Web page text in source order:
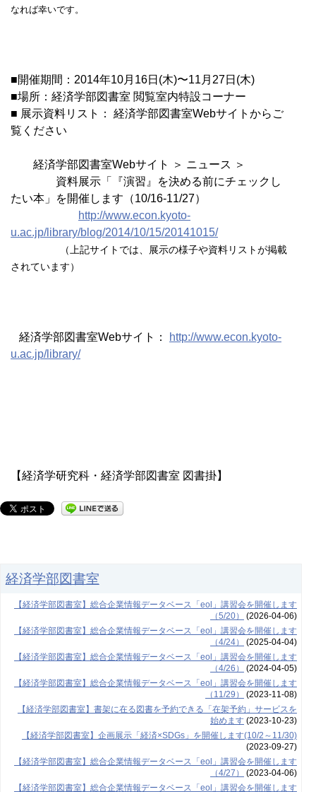
なれば幸いです。
■開催期間：2014年10月16日(木)〜11月27日(木)
■場所：経済学部図書室 閲覧室内特設コーナー
■ 展示資料リスト： 経済学部図書室Webサイトからご
覧ください
経済学部図書室Webサイト ＞ ニュース ＞
資料展示「『演習』を決める前にチェックし
たい本」を開催します（10/16-11/27）
http://www.econ.kyoto-
u.ac.jp/library/blog/2014/10/15/20141015/
（上記サイトでは、展示の様子や資料リストが掲載
されています）
経済学部図書室Webサイト：
http://www.econ.kyoto-
u.ac.jp/library/
【経済学研究科・経済学部図書室 図書掛】
経済学部図書室
【経済学部図書室】総合企業情報データベース「eol」講習会を開催します
（5/20）
(2026-04-06)
【経済学部図書室】総合企業情報データベース「eol」講習会を開催します
（4/24）
(2025-04-04)
【経済学部図書室】総合企業情報データベース「eol」講習会を開催します
（4/26）
(2024-04-05)
【経済学部図書室】総合企業情報データベース「eol」講習会を開催します
（11/29）
(2023-11-08)
【経済学部図書室】書架に在る図書を予約できる「在架予約」サービスを
始めます(2023-10-23)
【経済学部図書室】企画展示「経済×SDGs」を開催します(10/2～11/30)
(2023-09-27)
【経済学部図書室】総合企業情報データベース「eol」講習会を開催します
（4/27）
(2023-04-06)
【経済学部図書室】総合企業情報データベース「eol」講習会を開催します